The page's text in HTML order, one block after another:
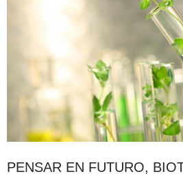
PENSAR EN FUTURO,